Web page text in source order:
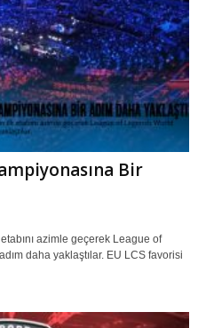
Bir
azimle geçerek League of
daha yaklaştılar. EU LCS favorisi